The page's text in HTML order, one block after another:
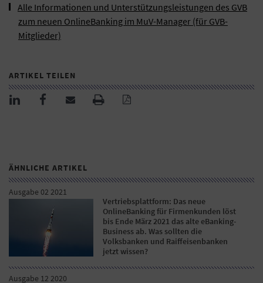
Alle Informationen und Unterstützungsleistungen des GVB
zum neuen OnlineBanking im MuV-Manager (für GVB-
Mitglieder)
ARTIKEL TEILEN
ÄHNLICHE ARTIKEL
Ausgabe 02 2021
Vertriebsplattform: Das neue
OnlineBanking für Firmenkunden löst
bis Ende März 2021 das alte eBanking-
Business ab. Was sollten die
Volksbanken und Raiffeisenbanken
jetzt wissen?
Ausgabe 12 2020